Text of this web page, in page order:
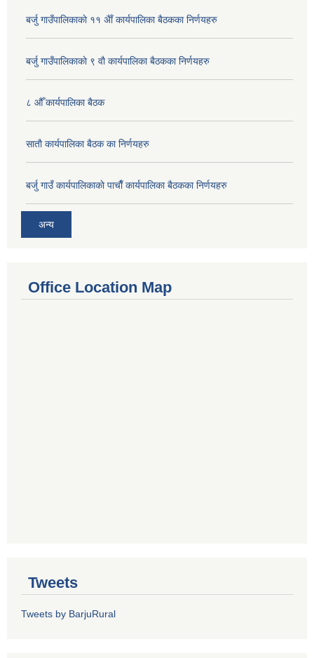
बर्जु गाउँपालिकाकाे ११ अैाँ कार्यपालिका बैठकका निर्णयहरु
बर्जु गाउँपालिकाकाे ९ वाै‌ कार्यपालिका बैठकका निर्णयहरु
८ औँ कार्यपालिका बैठक
साताै‌ कार्यपालिका बैठक का निर्णयहरु
बर्जु गाउँ कार्यपालिकाकाे पाचाै‌ँ कार्यपालिका बैठकका निर्णयहरु
अन्य
Office Location Map
Tweets
Tweets by BarjuRural